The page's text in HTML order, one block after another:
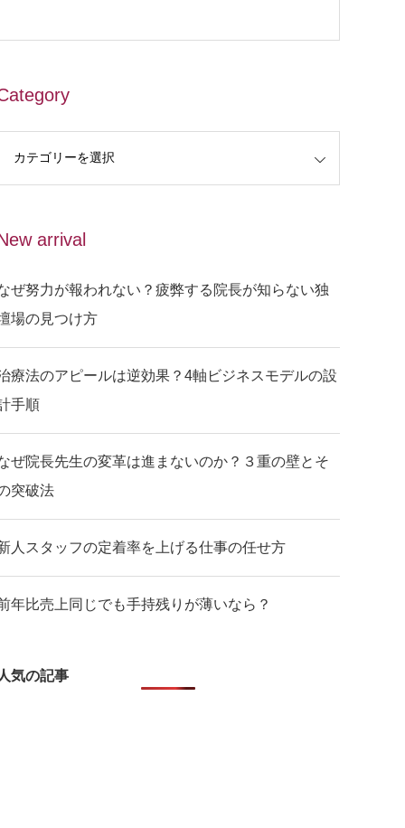
arrival
ぜ努力が報われない？疲弊する院長が知らない独
場の見つけ方
療法のアピールは逆効果？4軸ビジネスモデルの設
手順
ぜ院長先生の変革は進まないのか？３重の壁とそ
突破法
人スタッフの定着率を上げる仕事の任せ方
年比売上同じでも手持残りが薄いなら？
気の記事